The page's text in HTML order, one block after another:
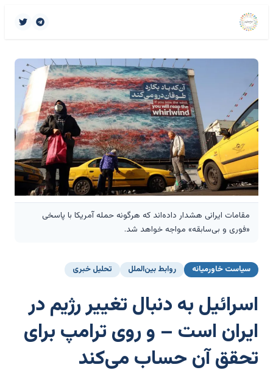
مقامات ایرانی هشدار داده‌اند که هرگونه حمله آمریکا با پاسخی
«فوری و بی‌سابقه» مواجه خواهد شد.
سیاست خاورمیانه روابط بین‌الملل تحلیل خبری
اسرائیل به دنبال تغییر رژیم در
ایران است – و روی ترامپ برای
تحقق آن حساب می‌کند